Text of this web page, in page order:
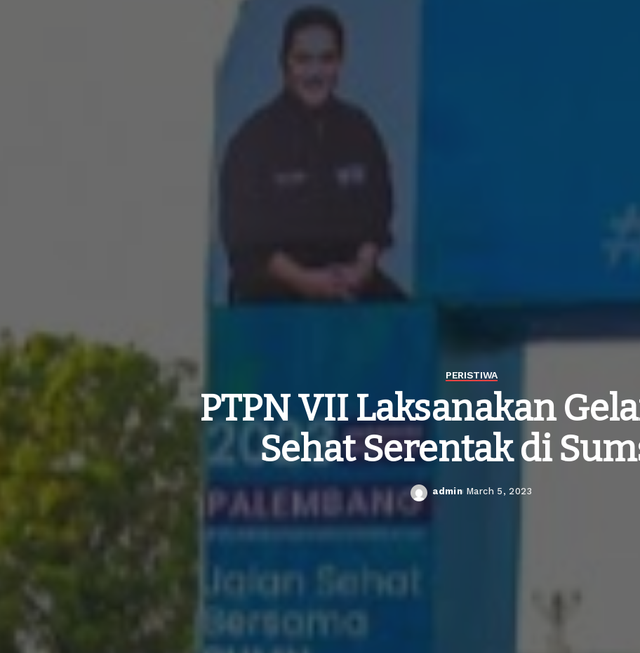
PERISTIWA
PTPN VII Laksanakan
Sehat Serentak di
Posted
admin March 5, 2023